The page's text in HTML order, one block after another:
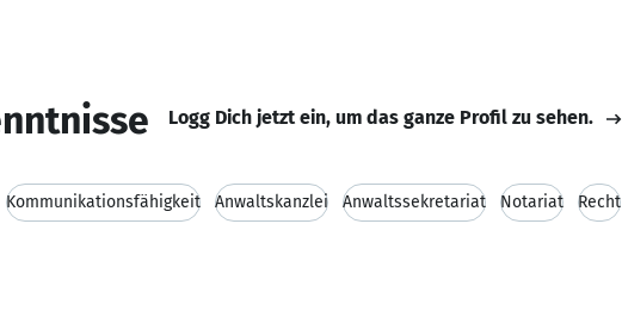
Logg Dich jetzt ein, um das ganze Profil zu sehen.
Kommunikationsfähigkeit Anwaltskanzlei Anwaltssekretariat Notariat Recht